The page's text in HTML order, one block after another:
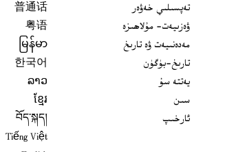
تەپسىلىي خەۋەر
ۋەزىيەت- مۇلاھىزە
مەدەنىيەت ۋە تارىخ
تارىخ-بۈگۈن
يەتتە سۇ
سىن
ئارخىپ
普通话
粤语
မြန်မာ
한국어
ລາວ
ខ្មែរ
བོད་སྐད།
Tiếng Việt